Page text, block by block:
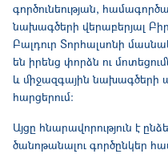
գործունեության,
նախագծերի վերաբերյալ
Բալդուր Տորհալսոնի
են իրենց փորձն ու
և միջազգային նախագծերի
հարցերում։
Այցը հնարավորություն է
ծանոթանալու գործընկեր